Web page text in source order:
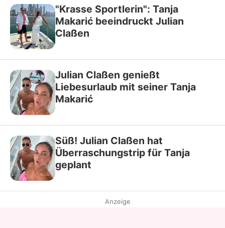
"Krasse Sportlerin": Tanja
Makarić beeindruckt Julian
Claßen
Julian Claßen genießt
Liebesurlaub mit seiner Tanja
Makarić
Süß! Julian Claßen hat
Überraschungstrip für Tanja
geplant
Anzeige